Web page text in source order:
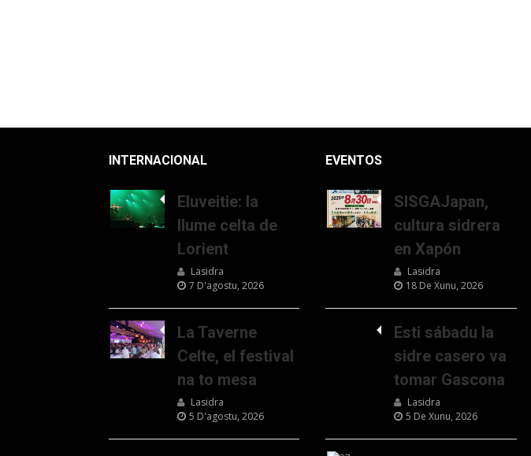
INTERNACIONAL
Eluveitie: la
llume celta de
Lorient
Lasidra
7 D'agostu, 2026
La Taverne
Celte, el festival
na to mesa
Lasidra
5 D'agostu, 2026
EVENTOS
SISGAJapan,
cultura sidrera
en Xapón
Lasidra
18 De Xunu, 2026
Esti sábadu la
sidre casero va
tomar Gascona
Lasidra
5 De Xunu, 2026